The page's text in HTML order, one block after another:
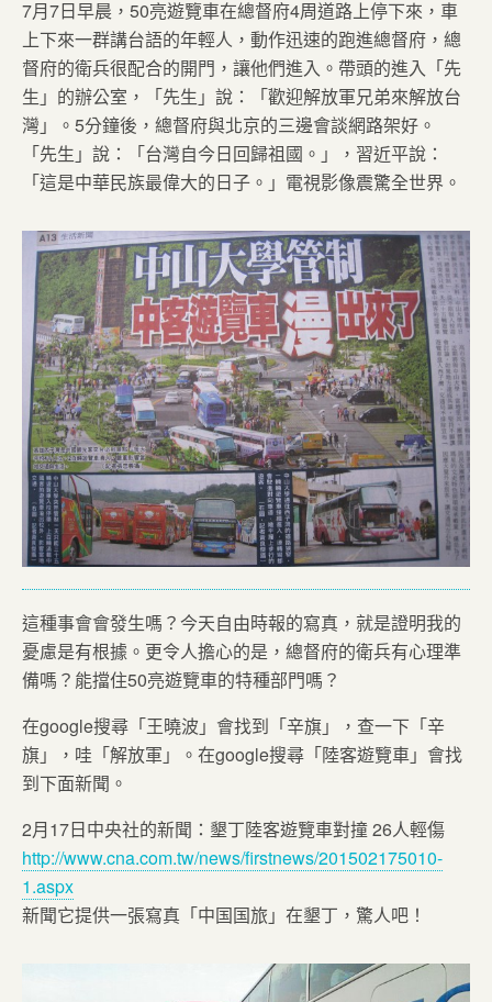
7月7日早晨，50亮遊覽車在總督府4周道路上停下來，車
上下來一群講台語的年輕人，動作迅速的跑進總督府，總
督府的衛兵很配合的開門，讓他們進入。帶頭的進入「先
生」的辦公室，「先生」說：「歡迎解放軍兄弟來解放台
灣」。5分鐘後，總督府與北京的三邊會談網路架好。
「先生」說：「台灣自今日回歸祖國。」，習近平說：
「這是中華民族最偉大的日子。」電視影像震驚全世界。
這種事會會發生嗎？今天自由時報的寫真，就是證明我的
憂慮是有根據。更令人擔心的是，總督府的衛兵有心理準
備嗎？能擋住50亮遊覽車的特種部門嗎？
在google搜尋「王曉波」會找到「辛旗」，查一下「辛
旗」，哇「解放軍」。在google搜尋「陸客遊覽車」會找
到下面新聞。
2月17日中央社的新聞：墾丁陸客遊覽車對撞 26人輕傷
http://www.cna.com.tw/news/firstnews/201502175010-
1.aspx
新聞它提供一張寫真「中国国旅」在墾丁，驚人吧！